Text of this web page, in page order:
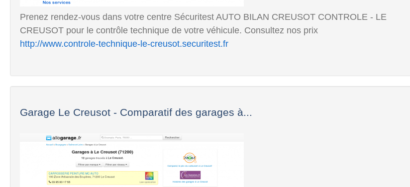
Prenez rendez-vous dans votre centre Sécuritest AUTO BILAN CREUSOT CONTROLE - LE
CREUSOT pour le contrôle technique de votre véhicule. Consultez nos prix
http://www.controle-technique-le-creusot.securitest.fr
Garage Le Creusot - Comparatif des garages à...